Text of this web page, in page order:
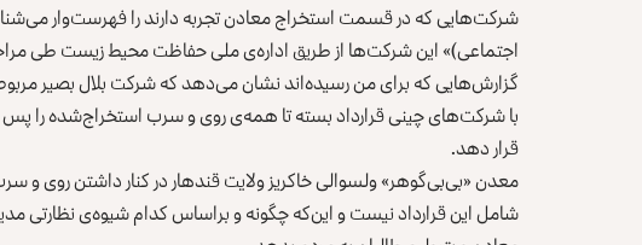
اجتماعی)» این شرکت‌ها از طریق اداره‌ی ملی حفاظت محیط ‌زیست طی
گزارش‌هایی که برای من رسیده‌اند نشان می‌دهد که شرکت بلال بصیر
با شرکت‌های چینی قرار‌داد بسته تا همه‌ی روی و سرب استخراج‌شده را
قرار دهد.
معدن «بی‌بی‌‌گوهر» ولسوالی خاکریز ولایت قندهار در کنار داشتن روی و
شامل این قرار‌داد نیست و این‌که چگونه و براساس کدام شیوه‌ی نظارتی